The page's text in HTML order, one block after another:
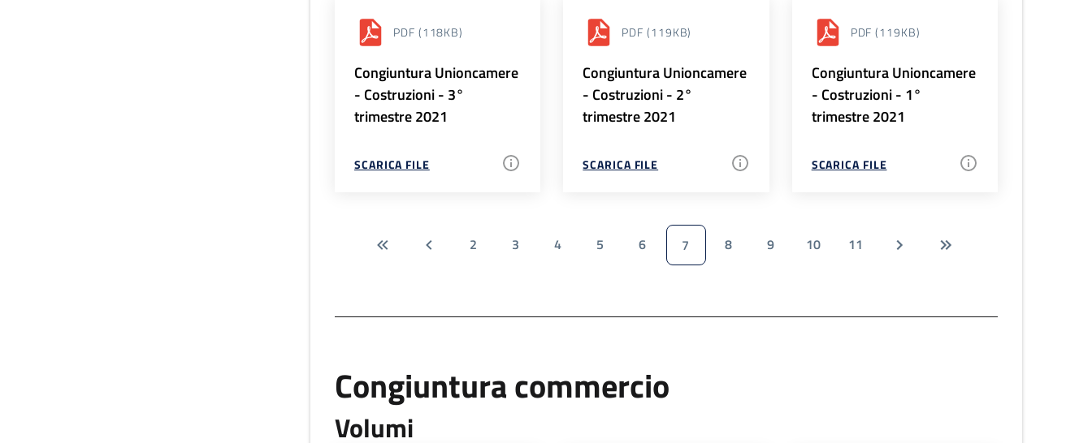
PDF (118KB)
Congiuntura Unioncamere
- Costruzioni - 3°
trimestre 2021
SCARICA FILE
PDF (119KB)
Congiuntura Unioncamere
- Costruzioni - 2°
trimestre 2021
SCARICA FILE
PDF (119KB)
Congiuntura Unioncamere
- Costruzioni - 1°
trimestre 2021
SCARICA FILE
2 3 4 5 6 7 8 9 10 11
Congiuntura commercio
Volumi